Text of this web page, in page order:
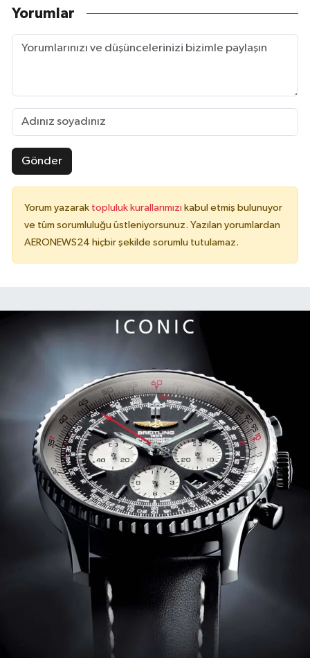
Yorumlar
Gönder
Yorum yazarak topluluk kurallarımızı kabul etmiş bulunuyor
ve tüm sorumluluğu üstleniyorsunuz. Yazılan yorumlardan
AERONEWS24 hiçbir şekilde sorumlu tutulamaz.